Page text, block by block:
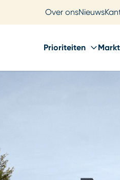
Over onsNieuws
Prioriteiten